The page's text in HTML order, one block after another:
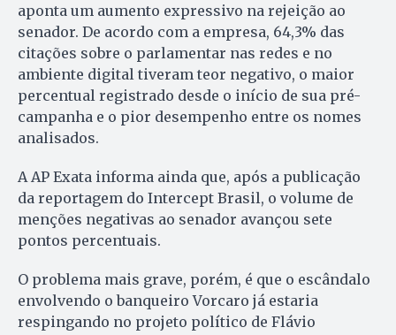
aponta um aumento expressivo na rejeição ao
senador. De acordo com a empresa, 64,3% das
citações sobre o parlamentar nas redes e no
ambiente digital tiveram teor negativo, o maior
percentual registrado desde o início de sua pré-
campanha e o pior desempenho entre os nomes
analisados.
A AP Exata informa ainda que, após a publicação
da reportagem do Intercept Brasil, o volume de
menções negativas ao senador avançou sete
pontos percentuais.
O problema mais grave, porém, é que o escândalo
envolvendo o banqueiro Vorcaro já estaria
respingando no projeto político de Flávio